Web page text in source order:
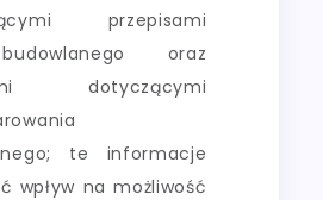
przepisami
oraz
dotyczącymi
te informacje
wpływ na możliwość